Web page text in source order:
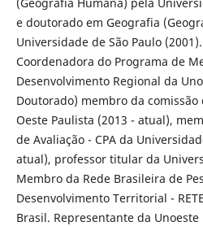
e doutorado em Geografia
Universidade de São Paulo
Coordenadora do Programa de
Desenvolvimento Regional da
Doutorado) membro da
Oeste Paulista (2013 - atual),
de Avaliação - CPA da
atual), professor titular da
Membro da Rede Brasileira de
Desenvolvimento Territorial -
Brasil. Representante da Unoeste